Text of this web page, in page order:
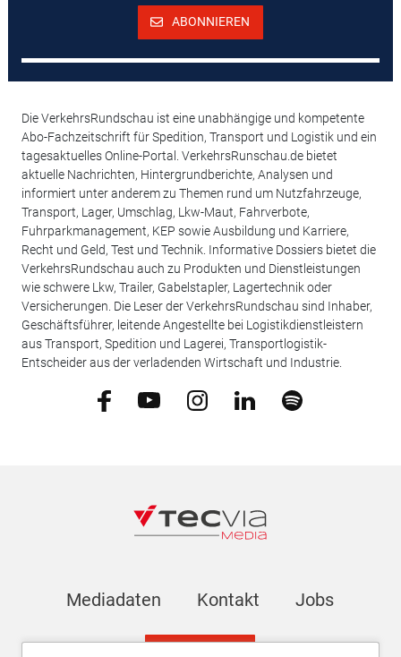
ABONNIEREN
Die VerkehrsRundschau ist eine unabhängige und kompetente
Abo-Fachzeitschrift für Spedition, Transport und Logistik und ein
tagesaktuelles Online-Portal. VerkehrsRunschau.de bietet
aktuelle Nachrichten, Hintergrundberichte, Analysen und
informiert unter anderem zu Themen rund um Nutzfahrzeuge,
Transport, Lager, Umschlag, Lkw-Maut, Fahrverbote,
Fuhrparkmanagement, KEP sowie Ausbildung und Karriere,
Recht und Geld, Test und Technik. Informative Dossiers bietet die
VerkehrsRundschau auch zu Produkten und Dienstleistungen
wie schwere Lkw, Trailer, Gabelstapler, Lagertechnik oder
Versicherungen. Die Leser der VerkehrsRundschau sind Inhaber,
Geschäftsführer, leitende Angestellte bei Logistikdienstleistern
aus Transport, Spedition und Lagerei, Transportlogistik-
Entscheider aus der verladenden Wirtschaft und Industrie.
Mediadaten Kontakt Jobs